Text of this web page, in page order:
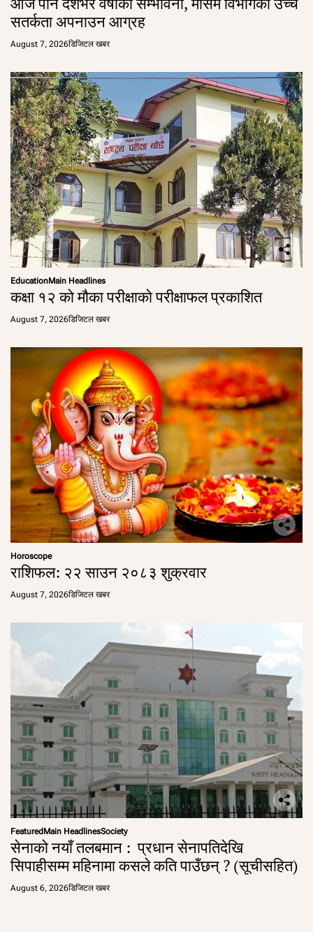
सतर्कता अपनाउन आग्रह
August 7, 2026डिजिटल खबर
EducationMain Headlines
कक्षा १२ को मौका परीक्षाको परीक्षाफल प्रकाशित
August 7, 2026डिजिटल खबर
Horoscope
राशिफल: २२ साउन २०८३ शुक्रवार
August 7, 2026डिजिटल खबर
Featured Main HeadlinesSociety
सेनाको नयाँ तलबमान : प्रधान सेनापतिदेखि
सिपाहीसम्म महिनामा कसले कति पाउँछन् ? (सूचीसहित)
August 6, 2026डिजिटल खबर